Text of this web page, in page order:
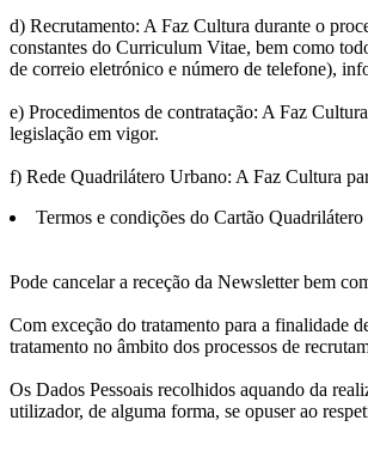
d) Recrutamento: A Faz Cultura durante o
constantes do Curriculum Vitae, bem como
de correio eletrónico e número de telefone),
e) Procedimentos de contratação: A Faz
legislação em vigor.
f) Rede Quadrilátero Urbano: A Faz Cultura
Termos e condições do Cartão
Pode cancelar a receção da Newsletter bem
Com exceção do tratamento para a finalidade
tratamento no âmbito dos processos de
Os Dados Pessoais recolhidos aquando da
utilizador, de alguma forma, se opuser ao